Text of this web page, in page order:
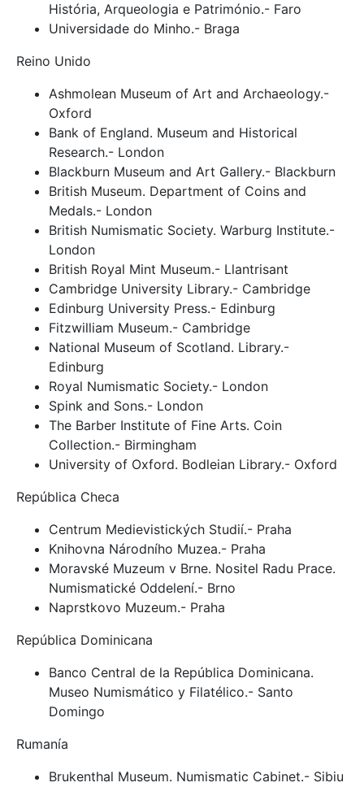
História, Arqueologia e Património.- Faro
Universidade do Minho.- Braga
Reino Unido
Ashmolean Museum of Art and Archaeology.-
Oxford
Bank of England. Museum and Historical
Research.- London
Blackburn Museum and Art Gallery.- Blackburn
British Museum. Department of Coins and
Medals.- London
British Numismatic Society. Warburg Institute.-
London
British Royal Mint Museum.- Llantrisant
Cambridge University Library.- Cambridge
Edinburg University Press.- Edinburg
Fitzwilliam Museum.- Cambridge
National Museum of Scotland. Library.-
Edinburg
Royal Numismatic Society.- London
Spink and Sons.- London
The Barber Institute of Fine Arts. Coin
Collection.- Birmingham
University of Oxford. Bodleian Library.- Oxford
República Checa
Centrum Medievistických Studií.- Praha
Knihovna Národního Muzea.- Praha
Moravské Muzeum v Brne. Nositel Radu Prace.
Numismatické Oddelení.- Brno
Naprstkovo Muzeum.- Praha
República Dominicana
Banco Central de la República Dominicana.
Museo Numismático y Filatélico.- Santo
Domingo
Rumanía
Brukenthal Museum. Numismatic Cabinet.- Sibiu